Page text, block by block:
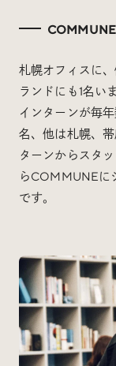
COMMUNE
札幌オフィスに
ランドにも1名い
インターンが毎
名、他は札幌、
ターンからスタ
らCOMMUNEに
です。